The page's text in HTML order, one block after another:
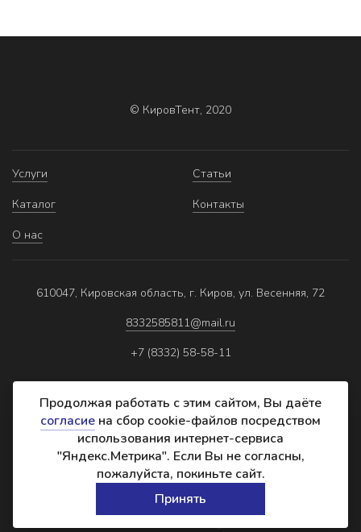
© КировТент, 2020
Услуги
Каталог
О нас
Статьи
Контакты
610047, Кировская область, г. Киров, ул. Весенняя, 72
8332585811@mail.ru
+7 (8332) 58-58-11
Политика обработки персональных данных
Реквизиты
Создание сайта:
Продолжая работать с этим сайтом, Вы даёте
согласие на сбор cookie-файлов посредством
использования интернет-сервиса
"Яндекс.Метрика". Если Вы не согласны,
пожалуйста, покиньте сайт.
Принять